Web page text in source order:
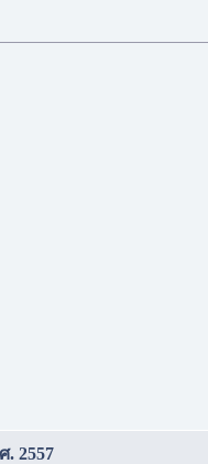
. 2557